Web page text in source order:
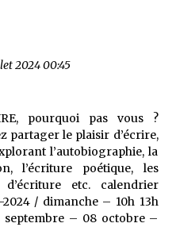
2024 00:45
pourquoi pas vous ?
partager le plaisir d’écrire,
l’autobiographie, la
l’écriture poétique, les
d’écriture etc. calendrier
2024 / dimanche – 10h 13h
septembre – 08 octobre –